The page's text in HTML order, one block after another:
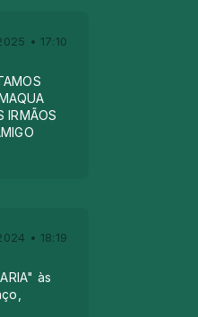
• 17:10
IRMÃOS
• 18:19
às